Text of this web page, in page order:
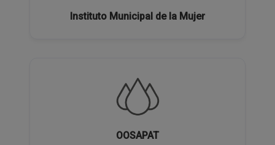
Instituto Municipal de la Mujer
OOSAPAT